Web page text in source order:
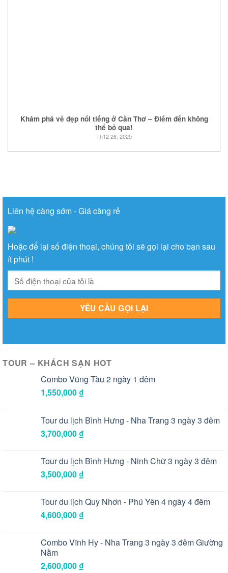
Khám phá vẻ đẹp nổi tiếng ở Cần Thơ – Điểm đến không
thể bỏ qua!
Th12 26, 2025
Liên hệ càng sớm - Giá càng rẻ
Hoặc để lại số điện thoại, chúng tôi sẽ gọi lại cho bạn sau
ít phút !
TOUR – KHÁCH SẠN HOT
Combo Vũng Tàu 2 ngày 1 đêm
1,550,000 ₫
Tour du lịch Bình Hưng - Nha Trang 3 ngày 3 đêm
3,700,000 ₫
Tour du lịch Bình Hưng - Ninh Chữ 3 ngày 3 đêm
3,500,000 ₫
Tour du lịch Quy Nhơn - Phú Yên 4 ngày 4 đêm
4,600,000 ₫
Combo Vĩnh Hy - Nha Trang 3 ngày 3 đêm Giường
Nằm
2,600,000 ₫